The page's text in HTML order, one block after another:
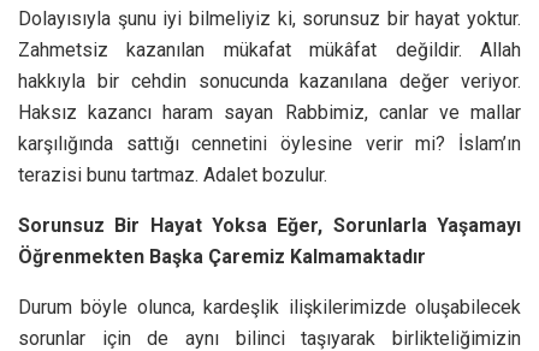
Dolayısıyla şunu iyi bilmeliyiz ki, sorunsuz bir hayat yoktur.
Zahmetsiz kazanılan mükafat mükâfat değildir. Allah
hakkıyla bir cehdin sonucunda kazanılana değer veriyor.
Haksız kazancı haram sayan Rabbimiz, canlar ve mallar
karşılığında sattığı cennetini öylesine verir mi? İslam’ın
terazisi bunu tartmaz. Adalet bozulur.
Sorunsuz Bir Hayat Yoksa Eğer, Sorunlarla Yaşamayı
Öğrenmekten Başka Çaremiz Kalmamaktadır
Durum böyle olunca, kardeşlik ilişkilerimizde oluşabilecek
sorunlar için de aynı bilinci taşıyarak birlikteliğimizin